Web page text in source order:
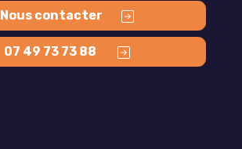
Nous contacter
07 49 73 73 88